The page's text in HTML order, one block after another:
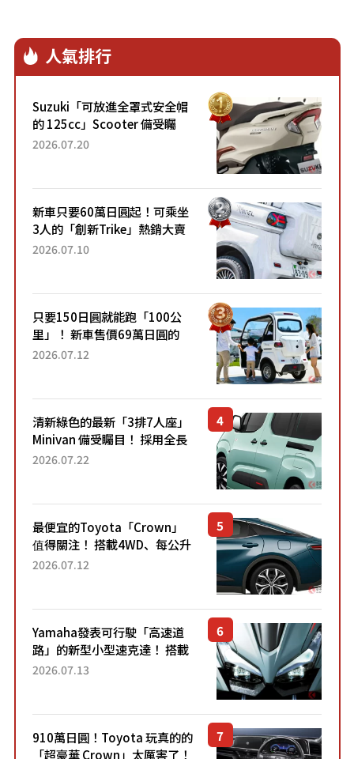
人氣排行
Suzuki「可放進全罩式安全帽
的 125cc」Scooter 備受矚
目！採用全新流線設計與各項
2026.07.20
新車只要60萬日圓起！可乘坐
3人的「創新Trike」熱銷大賣
成為人氣車款！「養車成本真
2026.07.10
只要150日圓就能跑「100公
里」！ 新車售價69萬日圓的
「3人座」Trike大受歡迎！ 順
2026.07.12
清新綠色的最新「3排7人座」
Minivan 備受矚目！ 採用全長
4.7公尺剛剛好的車身尺寸與
2026.07.22
最便宜的Toyota「Crown」
值得關注！ 搭載4WD、每公升
22.4公里低油耗表現超亮眼！
2026.07.12
Yamaha發表可行駛「高速道
路」的新型小型速克達！ 搭載
能享受超強勁「渦輪感」的動
2026.07.13
910萬日圓！Toyota 玩真的的
「超豪華 Crown」太厲害了！